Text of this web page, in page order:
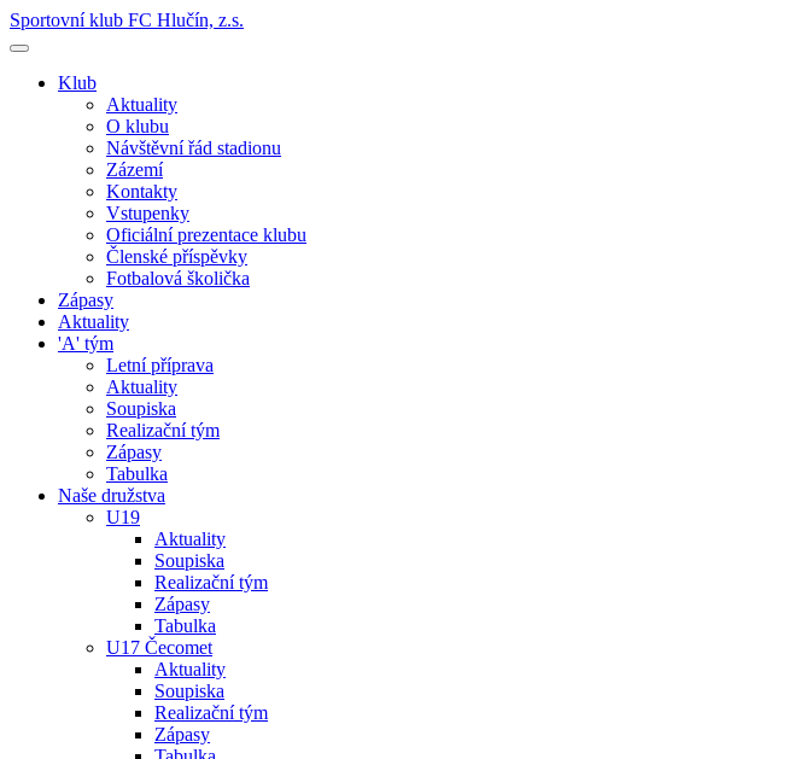
Sportovní klub FC Hlučín, z.s.
Klub
Aktuality
O klubu
Návštěvní řád stadionu
Zázemí
Kontakty
Vstupenky
Oficiální prezentace klubu
Členské příspěvky
Fotbalová školička
Zápasy
Aktuality
'A' tým
Letní příprava
Aktuality
Soupiska
Realizační tým
Zápasy
Tabulka
Naše družstva
U19
Aktuality
Soupiska
Realizační tým
Zápasy
Tabulka
U17 Čecomet
Aktuality
Soupiska
Realizační tým
Zápasy